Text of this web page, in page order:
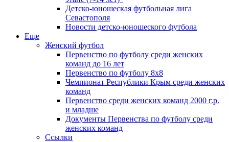
Детско-юношеская футбольная лига
Севастополя
Новости детско-юношеского футбола
Еще
Женский футбол
Первенство по футболу среди женских
команд до 16 лет
Первенство по футболу 8х8
Чемпионат Республики Крым среди женских
команд
Первенство среди женских команд 2000 г.р.
и младше
Документы Первенства по футболу среди
женских команд
Ссылки